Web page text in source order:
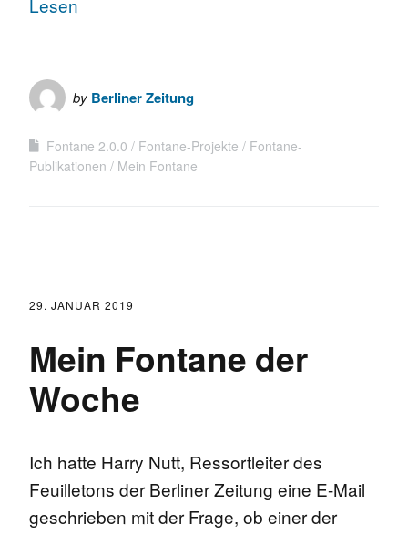
by Berliner Zeitung
Fontane 2.0.0 Fontane-Projekte
Fontane-
Publikationen
Mein Fontane
29. JANUAR 2019
Mein Fontane der
Woche
Ich hatte Harry Nutt, Ressortleiter des
Feuilletons der Berliner Zeitung eine E-Mail
geschrieben mit der Frage, ob einer der